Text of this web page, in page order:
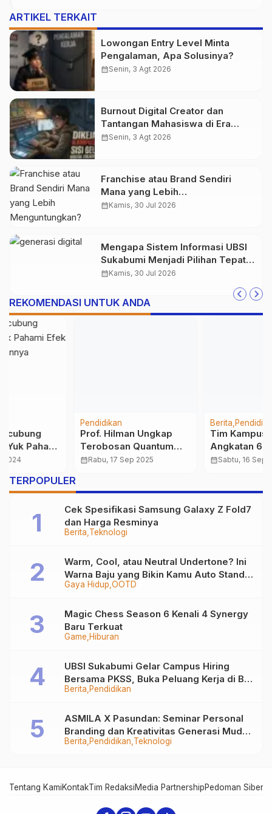
ARTIKEL TERKAIT
Lowongan Entry Level Minta
Pengalaman, Apa Solusinya?
calendar_monthSenin, 3 Agt 2026
Burnout Digital Creator dan
Tantangan Mahasiswa di Era
Digital
calendar_monthSenin, 3 Agt 2026
Franchise atau Brand Sendiri
Mana yang Lebih
Menguntungkan?
calendar_monthKamis, 30 Jul 2026
Mengapa Sistem Informasi UBSI
Sukabumi Menjadi Pilihan Tepat
bagi Generasi Digital
calendar_monthKamis, 30 Jul 2026
REKOMENDASI UNTUK ANDA
Prof. Hilman Ungkap
Terobosan Quantum
Machine Learning
ICITRI 2025
calendar_month Rabu, 17 Sep 2025
Pendidikan
Tim Kampus Mengajar
Angkatan 6 Rancang
Program Kerja Bersama
calendar_month Sabtu, 16 Sep 2023
TERPOPULER
Berita Teknologi
Cek Spesifikasi Samsung Galaxy Z Fold7
dan Harga Resminya
Gaya Hidup OOTD
Warm, Cool, atau Neutral Undertone? Ini
Warna Baju yang Bikin Kamu Auto Stand
Out
Game Hiburan
Magic Chess Season 6 Kenali 4 Synergy
Baru Terkuat
Berita Pendidikan
UBSI Sukabumi Gelar Campus Hiring
Bersama PKSS, Buka Peluang Kerja di BRI
Group
Berita Pendidikan Teknologi
ASMILA X Pasundan: Seminar Personal
Branding dan Kreativitas Generasi Muda
Bersama SDKF
Tentang KamiKontakTim RedaksiMedia PartnershipPedoman Siber